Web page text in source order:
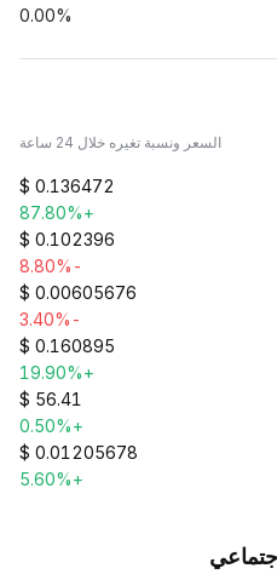
0.00%
السعر ونسبة تغيره خلال 24 ساعة
$ 0.136472
+87.80%
$ 0.102396
-8.80%
$ 0.00605676
-3.40%
$ 0.160895
+19.90%
$ 56.41
+0.50%
$ 0.01205678
+5.60%